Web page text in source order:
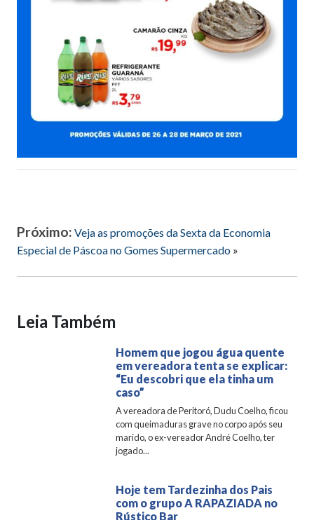
Próximo: Veja as promoções da Sexta da Economia
Especial de Páscoa no Gomes Supermercado »
Leia Também
Homem que jogou água quente
em vereadora tenta se explicar:
“Eu descobri que ela tinha um
caso”
A vereadora de Peritoró, Dudu Coelho, ficou
com queimaduras grave no corpo após seu
marido, o ex-vereador André Coelho, ter
jogado...
Hoje tem Tardezinha dos Pais
com o grupo A RAPAZIADA no
Rústico Bar